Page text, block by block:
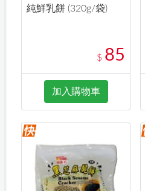
純鮮乳餅 (320g/袋)
$ 85
加入購物車